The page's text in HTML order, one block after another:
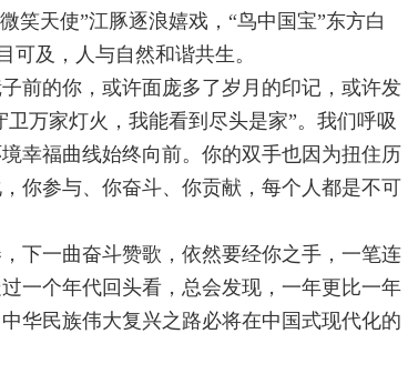
笑天使”江豚逐浪嬉戏，“鸟中国宝”东方白
可及，人与自然和谐共生。
前的你，或许面庞多了岁月的印记，或许发
万家灯火，我能看到尽头是家”。我们呼吸
幸福曲线始终向前。你的双手也因为扭住历
你参与、你奋斗、你贡献，每个人都是不可
下一曲奋斗赞歌，依然要经你之手，一笔连
一个年代回头看，总会发现，一年更比一年
华民族伟大复兴之路必将在中国式现代化的